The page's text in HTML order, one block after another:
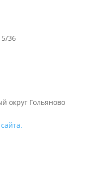
5/36
округ Гольяново